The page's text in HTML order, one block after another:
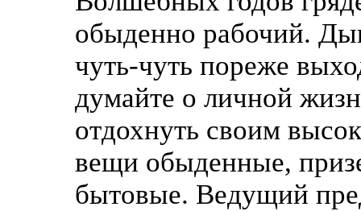
обыденно рабочий.
чуть-чуть пореже
думайте о личной
отдохнуть своим
вещи обыденные,
бытовые. Ведущий